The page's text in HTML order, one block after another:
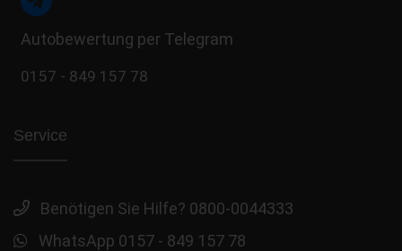
Autobewertung per Telegram
0157 - 849 157 78
Service
Benötigen Sie Hilfe? 0800-0044333
WhatsApp 0157 - 849 157 78